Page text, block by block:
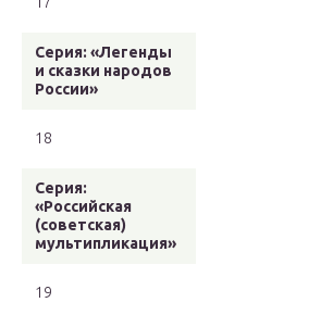
Серия: «Легенды
и сказки народов
России»
18
Серия:
«Российская
(советская)
мультипликация»
19